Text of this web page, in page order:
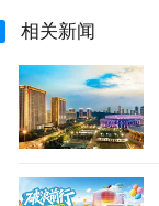
相关新闻